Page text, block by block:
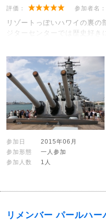
評価： 参加者名：
リゾートっぽいハワイの裏
ジターセンターでは歴史好き
参加日
2015年06月
参加形態
一人参加
参加人数
1人
リメンバー パールハー